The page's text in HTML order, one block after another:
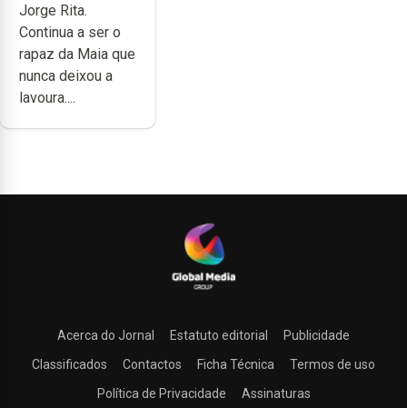
cheia de
trabalho,
dedicação,
gosto e muita
paixão”
Jorge Rita.
Continua a ser o
rapaz da Maia que
nunca deixou a
lavoura....
Acerca do Jornal Estatuto editorial
Publicidade
Classificados
Contactos Ficha Técnica
Termos de uso
Política de Privacidade
Assinaturas